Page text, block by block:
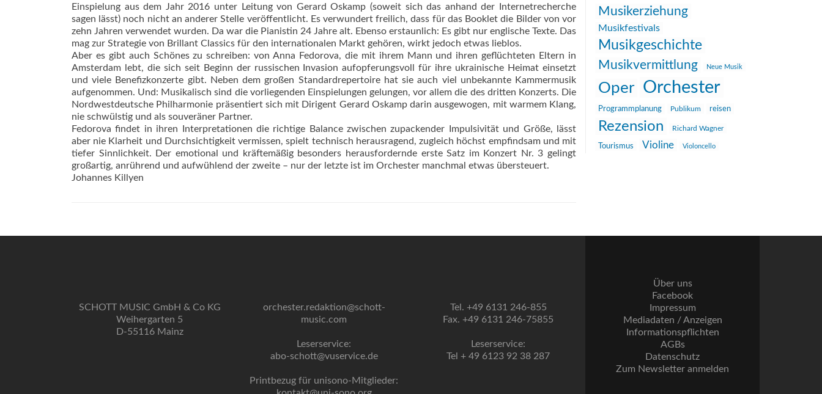
Einspielung aus dem Jahr 2016 unter Leitung von Gerard Oskamp (soweit sich das anhand der Internetrecherche
sagen lässt) noch nicht an anderer Stelle veröffentlicht. Es verwundert freilich, dass für das Booklet die Bilder von vor
zehn Jahren verwendet wurden. Da war die Pianistin 24 Jahre alt. Ebenso erstaunlich: Es gibt nur englische Texte. Das
mag zur Strategie von Brillant Classics für den internationalen Markt gehören, wirkt jedoch etwas lieblos.
Aber es gibt auch Schönes zu schreiben: von Anna Fedorova, die mit ihrem Mann und ihren geflüchteten Eltern in
Amsterdam lebt, die sich seit Beginn der russischen Invasion aufopferungsvoll für ihre ukrainische Heimat einsetzt
und viele Benefizkonzerte gibt. Neben dem großen Standardrepertoire hat sie auch viel unbekannte Kammermusik
aufgenommen. Und: Musikalisch sind die vorliegenden Einspielungen gelungen, vor allem die des dritten Konzerts. Die
Nordwestdeutsche Philharmonie präsentiert sich mit Dirigent Gerard Oskamp darin ausgewogen, mit warmem Klang,
nie schwülstig und als souveräner Partner.
Fedorova findet in ihren Interpretationen die richtige Balance zwischen zupackender Impulsivität und Größe, lässt
aber nie Klarheit und Durchsichtigkeit vermissen, spielt technisch herausragend, zugleich höchst empfindsam und mit
tiefer Sinnlichkeit. Der emotional und kräftemäßig besonders herausfordernde erste Satz im Konzert Nr. 3 gelingt
großartig, anrührend und aufwühlend der zweite – nur der letzte ist im Orchester manchmal etwas übersteuert.
Johannes Killyen
Musikerziehung
Musikfestivals
Musikgeschichte
Musikvermittlung Neue Musik
Oper Orchester
Programmplanung Publikum reisen
Rezension Richard Wagner
Tourismus Violine Violoncello
SCHOTT MUSIC GmbH & Co KG
Weihergarten 5
D-55116 Mainz
orchester.redaktion@schott-
music.com
Leserservice:
abo-schott@vuservice.de
Printbezug für unisono-Mitglieder:
Tel. +49 6131 246-855
Fax. +49 6131 246-75855
Leserservice:
Tel + 49 6123 92 38 287
Über uns
Facebook
Impressum
Mediadaten / Anzeigen
Informationspflichten
AGBs
Datenschutz
Zum Newsletter anmelden